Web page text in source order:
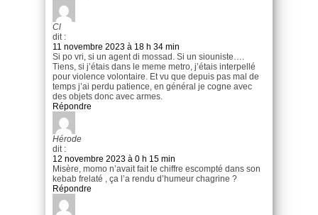
Cl
dit :
11 novembre 2023 à 18 h 34 min
Si po vri, si un agent di mossad. Si un siouniste….
Tiens, si j’étais dans le meme metro, j’étais interpellé
pour violence volontaire. Et vu que depuis pas mal de
temps j’ai perdu patience, en général je cogne avec
des objets donc avec armes.
Répondre
Hérode
dit :
12 novembre 2023 à 0 h 15 min
Misère, momo n’avait fait le chiffre escompté dans son
kebab frelaté , ça l’a rendu d’humeur chagrine ?
Répondre